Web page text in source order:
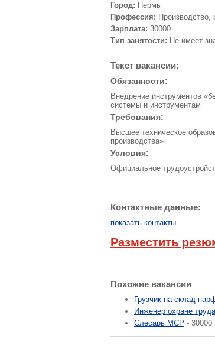
Город: Пермь
Профессия: Производство,
Зарплата: 30000
Тип занятости: Не имеет
Текст вакансии:
Обязанности:
Внедрение инструментов
системы и инструментам
Требования:
Высшее техническое
производства»
Условия:
Официальное
Контактные данные:
показать контакты
Разместить
Похожие вакансии
Грузчик на склад
Инженер охране
Слесарь МСР - 30000